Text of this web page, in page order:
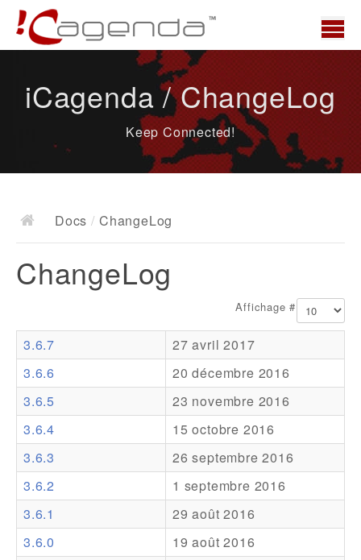
News
Docs
Documentation
Ressources
Addons
Theme Packs
Translation Packs
Support
Forum
iCagenda / ChangeLog
Keep Connected!
Docs / ChangeLog
ChangeLog
Affichage #
3.6.7
27 avril 2017
3.6.6
20 décembre 2016
3.6.5
23 novembre 2016
3.6.4
15 octobre 2016
3.6.3
26 septembre 2016
3.6.2
1 septembre 2016
3.6.1
29 août 2016
3.6.0
19 août 2016